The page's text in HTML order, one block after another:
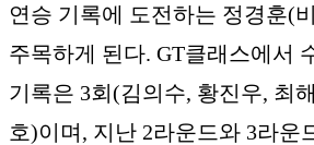
연승 기록에 도전하는 정경훈(
주목하게 된다. GT클래스에서
기록은 3회(김의수, 황진우, 최
호)이며, 지난 2라운드와 3라운